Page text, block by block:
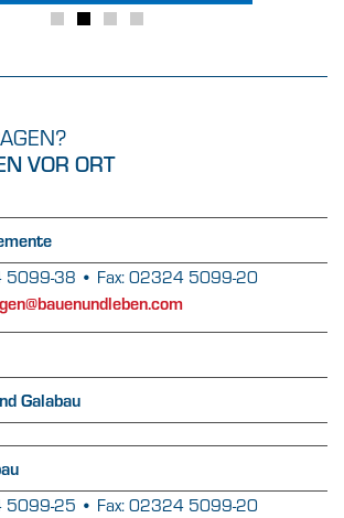
VOR ORT
5099-38 • Fax: 02324 5099-20
Galabau
5099-25 • Fax: 02324 5099-20